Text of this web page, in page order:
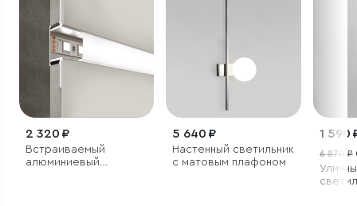
2 320 ₽
Встраиваемый
алюминиевый
5 640 ₽
Настенный светильник
с матовым плафоном
1 590
6 870 ₽